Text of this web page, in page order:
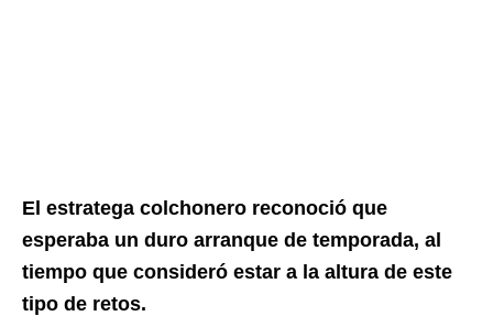
El estratega colchonero reconoció que
esperaba un duro arranque de temporada, al
tiempo que consideró estar a la altura de este
tipo de retos.